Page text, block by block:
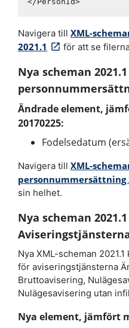
Navigera till XML-
2021.1
för att se
Nya scheman
Ändrade element,
20170225:
Fodelsedatum
Navigera till XML-
personnummersättning
sin helhet.
Nya scheman
Nya XML-scheman
för aviseringstjänsterna
Bruttoavisering,
Nulägesavisering utan
Nya element, jämfört